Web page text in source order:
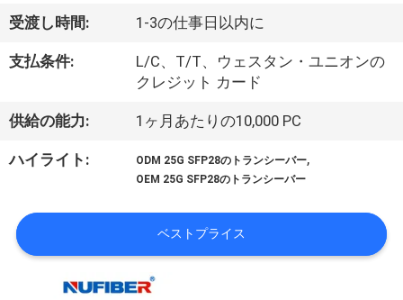
つ
い
工
旅
行
受渡し時間: 1-3の仕事日以内に
支払条件:
L/C、T/T、ウェスタン・ユニオンの
クレジット カード
供給の能力: 1ヶ月あたりの10,000 PC
ハイライト: ODM 25G SFP28のトランシーバー,
OEM 25G SFP28のトランシーバー
ベストプライス